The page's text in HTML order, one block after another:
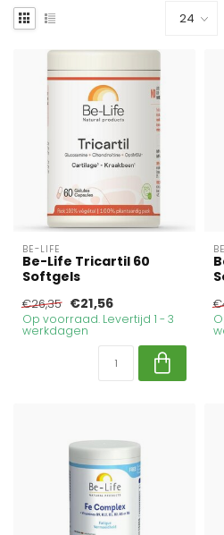
BE-LIFE
Be-Life Tricartil 60
Softgels
€26,35 €21,56
Op voorraad. Levertijd 1 - 3
werkdagen